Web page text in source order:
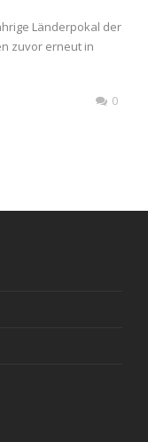
Länderpokal der
zuvor erneut in
0